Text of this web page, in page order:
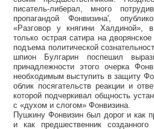
писатель-либерал, много
пропагандой Фонвизина',
«Разговор у княгини Халдиной»,
только острая сатира на
подъема политической
шпион Булгарин поспешил
принадлежности этого очерка
необходимым выступить в защиту
облик посягательств реакции и
которой подчеркивал общность
с «духом и слогом» Фонвизина.
Пушкину Фонвизин был дорог и как
и как предшественник